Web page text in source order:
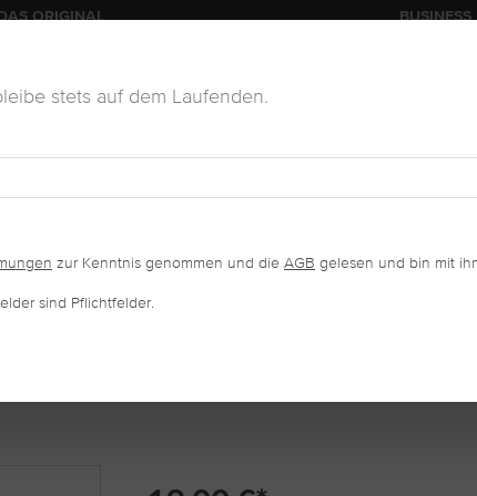
ORIGINAL BUSINESS
FÜR WIMPERN
stets auf dem Laufenden.
zur Kenntnis genommen und die AGB gelesen und bin mit
sind Pflichtfelder.